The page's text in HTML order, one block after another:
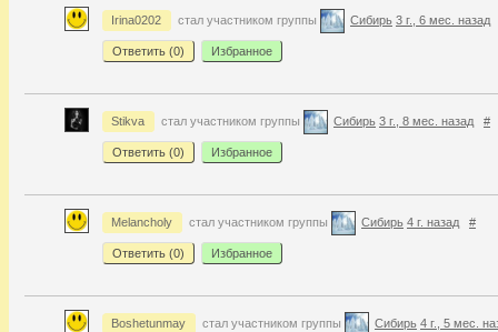
Irina0202 стал участником группы Сибирь 3 г., 6 мес. назад
Ответить (0) Избранное
Stikva стал участником группы Сибирь 3 г., 8 мес. назад #
Ответить (0) Избранное
Melancholy стал участником группы Сибирь 4 г. назад #
Ответить (0) Избранное
Boshetunmay стал участником группы Сибирь 4 г., 5 мес.